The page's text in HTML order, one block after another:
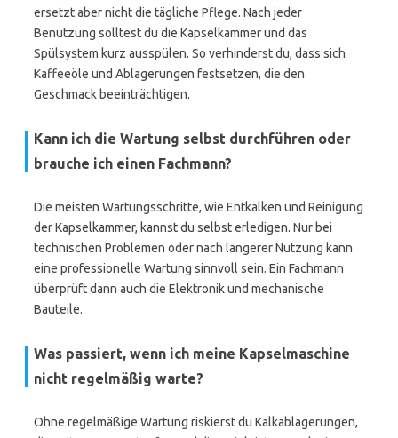
ersetzt aber nicht die tägliche Pflege. Nach jeder
Benutzung solltest du die Kapselkammer und das
Spülsystem kurz ausspülen. So verhinderst du, dass sich
Kaffeeöle und Ablagerungen festsetzen, die den
Geschmack beeinträchtigen.
Kann ich die Wartung selbst durchführen oder
brauche ich einen Fachmann?
Die meisten Wartungsschritte, wie Entkalken und Reinigung
der Kapselkammer, kannst du selbst erledigen. Nur bei
technischen Problemen oder nach längerer Nutzung kann
eine professionelle Wartung sinnvoll sein. Ein Fachmann
überprüft dann auch die Elektronik und mechanische
Bauteile.
Was passiert, wenn ich meine Kapselmaschine
nicht regelmäßig warte?
Ohne regelmäßige Wartung riskierst du Kalkablagerungen,